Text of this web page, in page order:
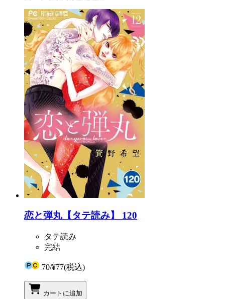
恋と弾丸【タテ読み】 120
タテ読み
完結
70/¥77(税込)
カートに追加